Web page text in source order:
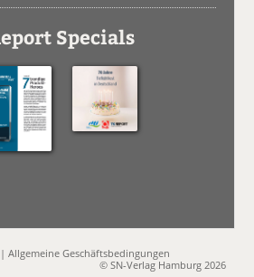
Specials
|Allgemeine Geschäftsbedingungen
© SN-Verlag Hamburg 2026